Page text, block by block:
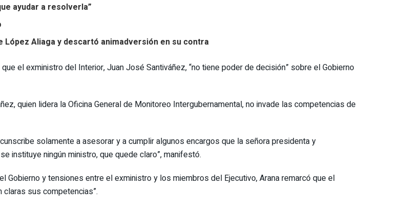
ayudar a resolverla”
Aliaga y descartó animadversión en su contra
el exministro del Interior, Juan José Santiváñez, “no tiene poder de decisión” sobre el Gobierno
quien lidera la Oficina General de Monitoreo Intergubernamental, no invade las competencias de
solamente a asesorar y a cumplir algunos encargos que la señora presidenta y
instituye ningún ministro, que quede claro”, manifestó.
Gobierno y tensiones entre el exministro y los miembros del Ejecutivo, Arana remarcó que el
claras sus competencias”.